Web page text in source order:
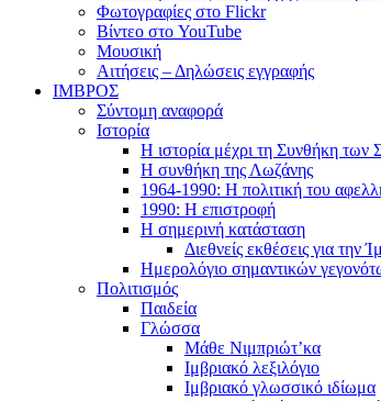
Φωτογραφίες στο Flickr
Βίντεο στο YouTube
Μουσική
Αιτήσεις – Δηλώσεις εγγραφής
ΙΜΒΡΟΣ
Σύντομη αναφορά
Ιστορία
Η ιστορία μέχρι τη Συνθήκη των
Η συνθήκη της Λωζάνης
1964-1990: Η πολιτική του
1990: Η επιστροφή
Η σημερινή κατάσταση
Διεθνείς εκθέσεις για την
Ημερολόγιο σημαντικών
Πολιτισμός
Παιδεία
Γλώσσα
Μάθε Νιμπριώτ’κα
Ιμβριακό λεξιλόγιο
Ιμβριακό γλωσσικό ιδίωμα